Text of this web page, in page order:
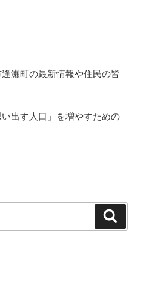
瀬町の最新情報や住民の皆
い出す人口」を増やすための